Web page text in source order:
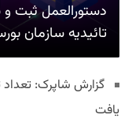
دستورالعمل ثبت و
تائیدیه سازمان
یافت